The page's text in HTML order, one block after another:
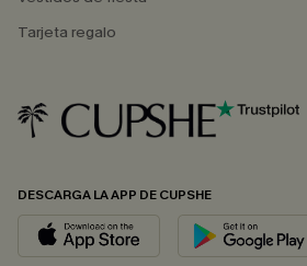
Tarjeta regalo
DESCARGA LA APP DE CUPSHE